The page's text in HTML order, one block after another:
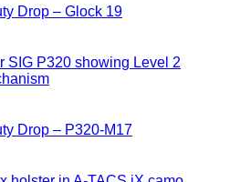
Drop – Glock 19
Drop – P320-M17